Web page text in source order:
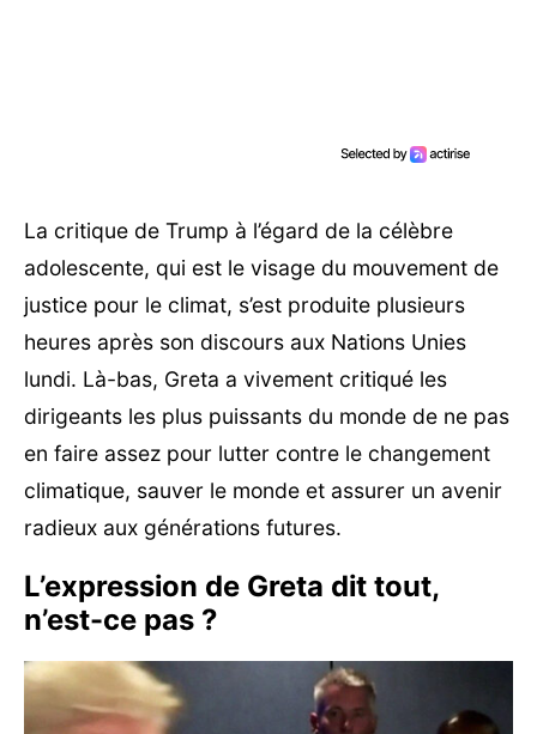
La critique de Trump à l’égard de la célèbre
adolescente, qui est le visage du mouvement de
justice pour le climat, s’est produite plusieurs
heures après son discours aux Nations Unies
lundi. Là-bas, Greta a vivement critiqué les
dirigeants les plus puissants du monde de ne pas
en faire assez pour lutter contre le changement
climatique, sauver le monde et assurer un avenir
radieux aux générations futures.
L’expression de Greta dit tout,
n’est-ce pas ?